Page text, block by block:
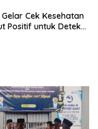
Cek Kesehatan
Positif untuk Deteksi